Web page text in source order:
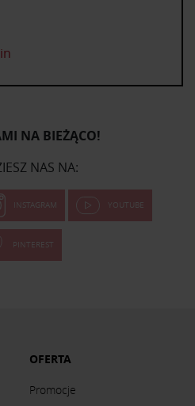
NA BIEŻĄCO!
NAS NA:
INSTAGRAM YOUTUBE
PINTEREST
OFERTA
Promocje